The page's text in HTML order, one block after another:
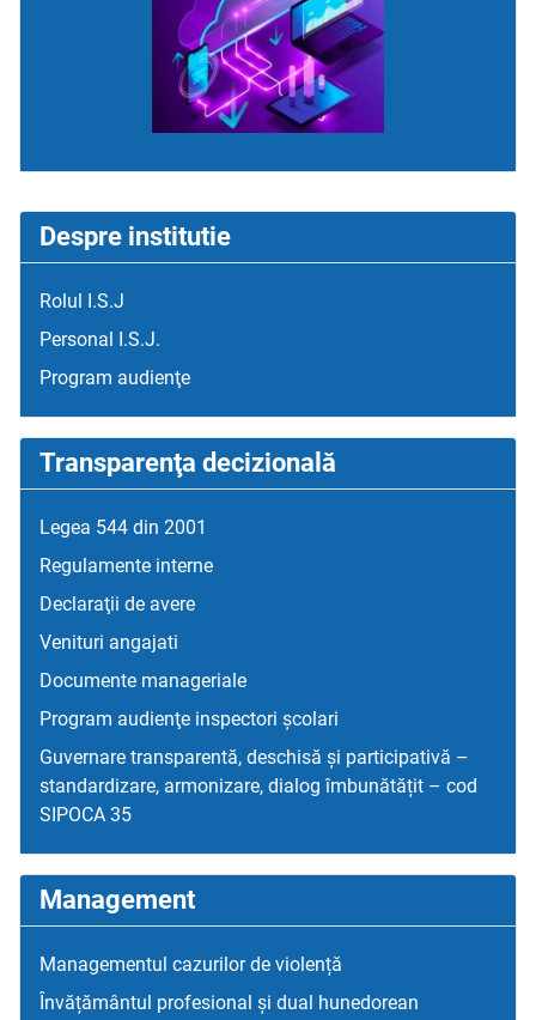
Despre institutie
Rolul I.S.J
Personal I.S.J.
Program audienţe
Transparenţa decizională
Legea 544 din 2001
Regulamente interne
Declaraţii de avere
Venituri angajati
Documente manageriale
Program audienţe inspectori școlari
Guvernare transparentă, deschisă și participativă –
standardizare, armonizare, dialog îmbunătățit – cod
SIPOCA 35
Management
Managementul cazurilor de violență
Învățământul profesional și dual hunedorean